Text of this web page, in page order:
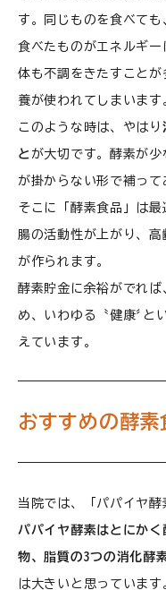
す。同じものを食べて
食べたものがエネルギー
体も不調をきたすこと
養が使われてしまいます
このような時は、やはり
と が大切です。酵素が
が掛からない形で補って
そこに「酵素食品」は最
腸の活動性が上がり、
が作られます。
酵素貯金に余裕がでれ
め、いわゆる〝健康〞と
えています。
おすすめの酵素
当院では、「パパイヤ酵
パパイヤ酵素はとにか
物、脂質の3つの消化酵
は大きいと思っています